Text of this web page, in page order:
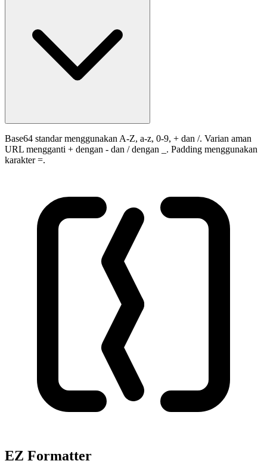
Base64 standar menggunakan A-Z, a-z, 0-9, + dan /. Varian aman
URL mengganti + dengan - dan / dengan _. Padding menggunakan
karakter =.
EZ Formatter